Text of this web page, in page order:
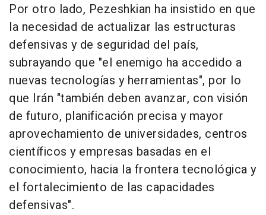
Por otro lado, Pezeshkian ha insistido en que
la necesidad de actualizar las estructuras
defensivas y de seguridad del país,
subrayando que "el enemigo ha accedido a
nuevas tecnologías y herramientas", por lo
que Irán "también deben avanzar, con visión
de futuro, planificación precisa y mayor
aprovechamiento de universidades, centros
científicos y empresas basadas en el
conocimiento, hacia la frontera tecnológica y
el fortalecimiento de las capacidades
defensivas".